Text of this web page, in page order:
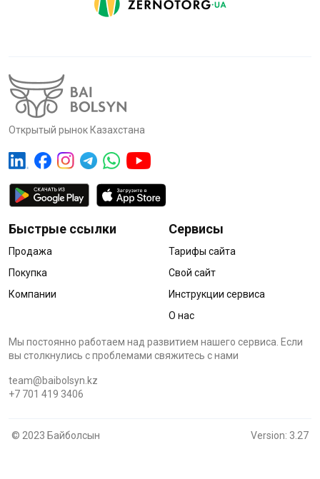
Открытый рынок Казахстана
Быстрые ссылки
Продажа
Покупка
Компании
Сервисы
Тарифы сайта
Свой сайт
Инструкции сервиса
О нас
Мы постоянно работаем над развитием нашего сервиса. Если
вы столкнулись с проблемами cвяжитесь с нами
team@baibolsyn.kz
+7 701 419 3406
© 2023 Байболсын Version: 3.27